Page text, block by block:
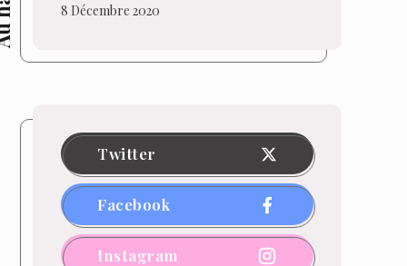
8 Décembre 2020
Twitter
Facebook
Instagram